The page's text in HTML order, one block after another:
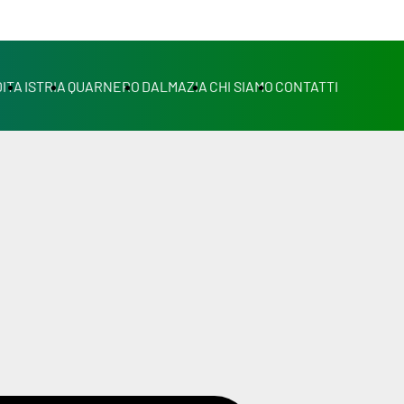
ISTRIA QUARNERO DALMAZIA CHI SIAMO CONTATTI